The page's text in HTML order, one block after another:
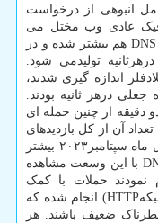
انبوهی از درخواست
عادی وب مختل می
شود. همزمان با تحول جهان قدرت حملات DNS هم بیشتر شده و در
تولیدمی شود.
اندازه گیری شدند،
درهر ثانیه بودند.
دقیقه از چنین حمله ای
آن از کل بازدیدهای
مقاله گزارش شده توسط ویکی پدیا در کل ماه سپتامبر۲۰۲۳ بیشتر
بود. کلاد فلز هم اعلام نمود تابحال حمله DNS با این وسعت مشاهده
حملات با کمک
شکافی در HTTP/2(نسخه جدید پروتکل شبکهHTTP) انجام شده که
ضعیف باشند. هر